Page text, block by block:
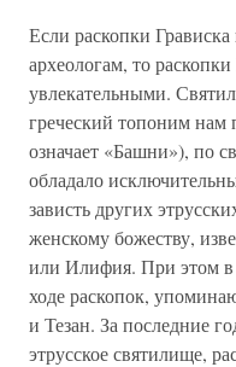
Если раскопки
археологам, то
увлекательными.
греческий топоним нам
означает «Башни»), по
обладало
зависть других
женскому божеству,
или Илифия. При этом в
ходе раскопок,
и Тезан. За последние
этрусское святилище,